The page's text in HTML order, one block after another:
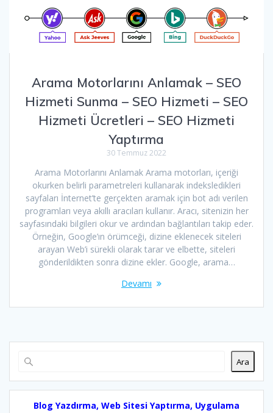
Arama Motorlarını Anlamak – SEO
Hizmeti Sunma – SEO Hizmeti – SEO
Hizmeti Ücretleri – SEO Hizmeti
Yaptırma
30 Temmuz 2022
Arama Motorlarını Anlamak Arama motorları, içeriği
okurken belirli parametreleri kullanarak indeksledikleri
sayfaları İnternet’te gerçekten aramak için bot adı verilen
programları veya akıllı aracıları kullanır. Aracı, sitenizin her
sayfasındaki bilgileri okur ve ardından bağlantıları takip eder.
Örneğin, Google’ın örümceği, dizine eklenecek siteleri
arayan Web’i sürekli olarak tarar ve elbette, siteleri
gönderildikten sonra dizine ekler. Google, arama…
Devamı
Ara
Blog Yazdırma, Web Sitesi Yaptırma, Uygulama